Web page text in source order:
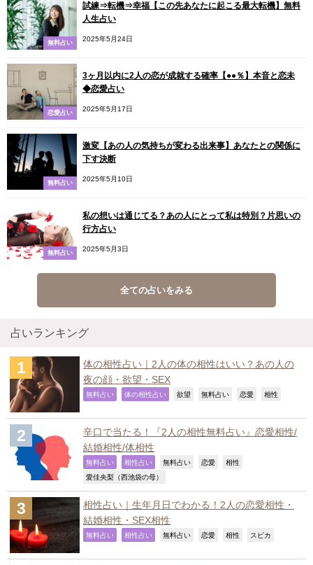
無料占い
試練⇒転機⇒幸福【この先あなたに起こる最大転機】無料
人生占い
2025年5月24日
恋愛占い
3ヶ月以内に2人の恋が成就する確率【●●％】本音と恋未
◆恋愛占い
2025年5月17日
無料占い
激変【あの人の気持ちが変わる出来事】あなたとの関係に
下す決断
2025年5月10日
無料占い
私の想いは通じてる？あの人にとって私は特別？片思いの
行方占い
2025年5月3日
全ての占いをみる
占いランキング
体の相性占い｜2人の体の相性はいい？あの人の
夜の顔・欲望・SEX
無料占い 体の相性占い 欲望 無料占い 恋愛 相性
辛口で当たる！『2人の相性無料占い』恋愛相性/
結婚相性/体相性
無料占い 相性占い 無料占い 恋愛 相性
愛佳央梨（西池袋の母）
相性占い｜生年月日でわかる！2人の恋愛相性・
結婚相性・SEX相性
無料占い 相性占い 無料占い 恋愛 相性 スピカ